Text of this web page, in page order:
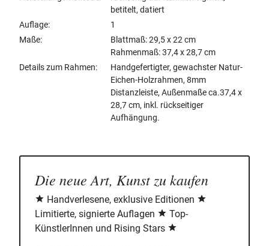
betitelt, datiert
Auflage
1
Maße
Blattmaß: 29,5 x 22 cm
Rahmenmaß: 37,4 x 28,7 cm
Details zum Rahmen
Handgefertigter, gewachster Natur-
Eichen-Holzrahmen, 8mm
Distanzleiste, Außenmaße ca.37,4 x
28,7 cm, inkl. rückseitiger
Aufhängung.
Die neue Art, Kunst zu kaufen
Handverlesene, exklusive Editionen
Limitierte, signierte Auflagen
Top-
KünstlerInnen und Rising Stars